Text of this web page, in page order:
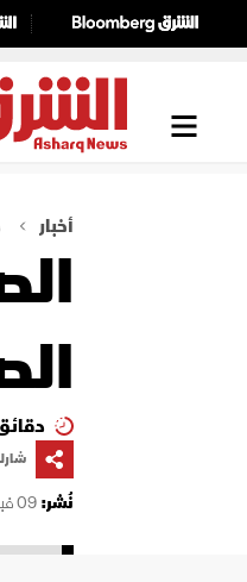
أخبار
نُشر:09 فبراير 2025 10:12